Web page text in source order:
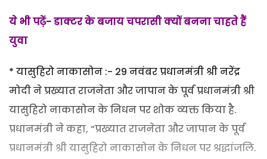
ये भी पढ़ें- डाक्टर के बजाय चपरासी क्यों बनना चाहते हैं
युवा
* यासुहिरो नाकासोन :- 29 नवंबर प्रधानमंत्री श्री नरेंद्र
मोदी ने प्रख्यात राजनेता और जापान के पूर्व प्रधानमंत्री श्री
यासुहिरो नाकासोन के निधन पर शोक व्यक्त किया है.
प्रधानमंत्री ने कहा, “प्रख्यात राजनेता और जापान के पूर्व
प्रधानमंत्री श्री यासुहिरो नाकासोन के निधन पर श्रद्धांजलि.